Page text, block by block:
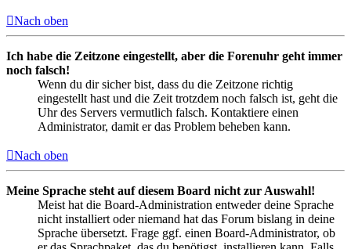
Nach oben
Ich habe die Zeitzone eingestellt, aber die Forenuhr geht immer
noch falsch!
Wenn du dir sicher bist, dass du die Zeitzone richtig
eingestellt hast und die Zeit trotzdem noch falsch ist, geht die
Uhr des Servers vermutlich falsch. Kontaktiere einen
Administrator, damit er das Problem beheben kann.
Nach oben
Meine Sprache steht auf diesem Board nicht zur Auswahl!
Meist hat die Board-Administration entweder deine Sprache
nicht installiert oder niemand hat das Forum bislang in deine
Sprache übersetzt. Frage ggf. einen Board-Administrator, ob